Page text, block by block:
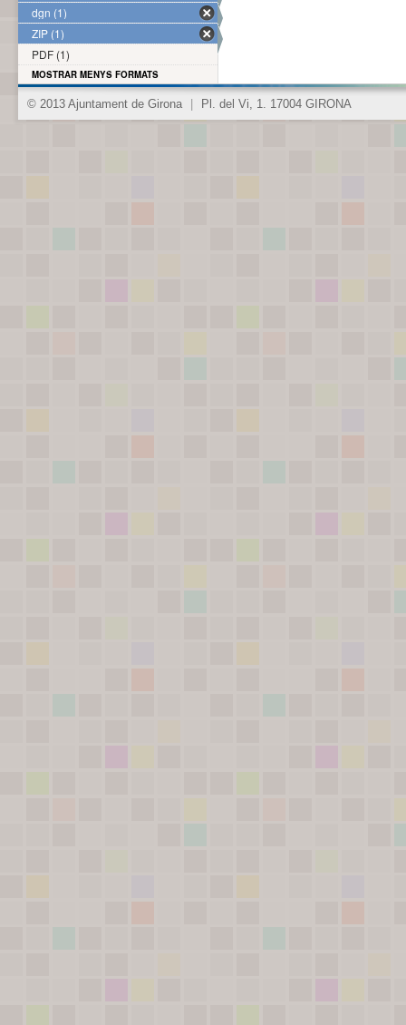
dgn (1)
ZIP (1)
PDF (1)
MOSTRAR MENYS FORMATS
© 2013 Ajuntament de Girona Pl. del Vi, 1. 17004 GIRONA